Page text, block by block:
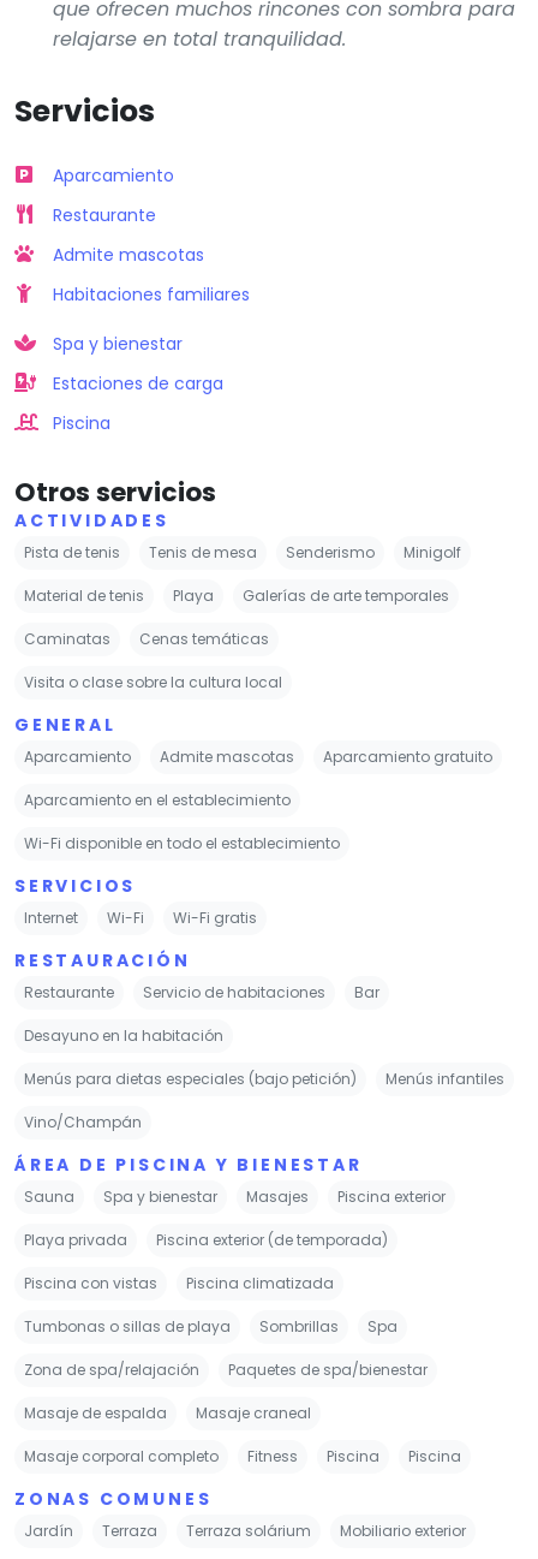
que ofrecen muchos rincones con sombra para
relajarse en total tranquilidad.
Servicios
Aparcamiento
Restaurante
Admite mascotas
Habitaciones familiares
Spa y bienestar
Estaciones de carga
Piscina
Otros servicios
ACTIVIDADES
Pista de tenis Tenis de mesa Senderismo Minigolf
Material de tenis Playa Galerías de arte temporales
Caminatas Cenas temáticas
Visita o clase sobre la cultura local
GENERAL
Aparcamiento Admite mascotas Aparcamiento gratuito
Aparcamiento en el establecimiento
Wi-Fi disponible en todo el establecimiento
SERVICIOS
Internet Wi-Fi Wi-Fi gratis
RESTAURACIÓN
Restaurante Servicio de habitaciones Bar
Desayuno en la habitación
Menús para dietas especiales (bajo petición) Menús infantiles
Vino/Champán
ÁREA DE PISCINA Y BIENESTAR
Sauna Spa y bienestar Masajes Piscina exterior
Playa privada Piscina exterior (de temporada)
Piscina con vistas Piscina climatizada
Tumbonas o sillas de playa Sombrillas Spa
Zona de spa/relajación Paquetes de spa/bienestar
Masaje de espalda Masaje craneal
Masaje corporal completo Fitness Piscina Piscina
ZONAS COMUNES
Jardín Terraza Terraza solárium Mobiliario exterior